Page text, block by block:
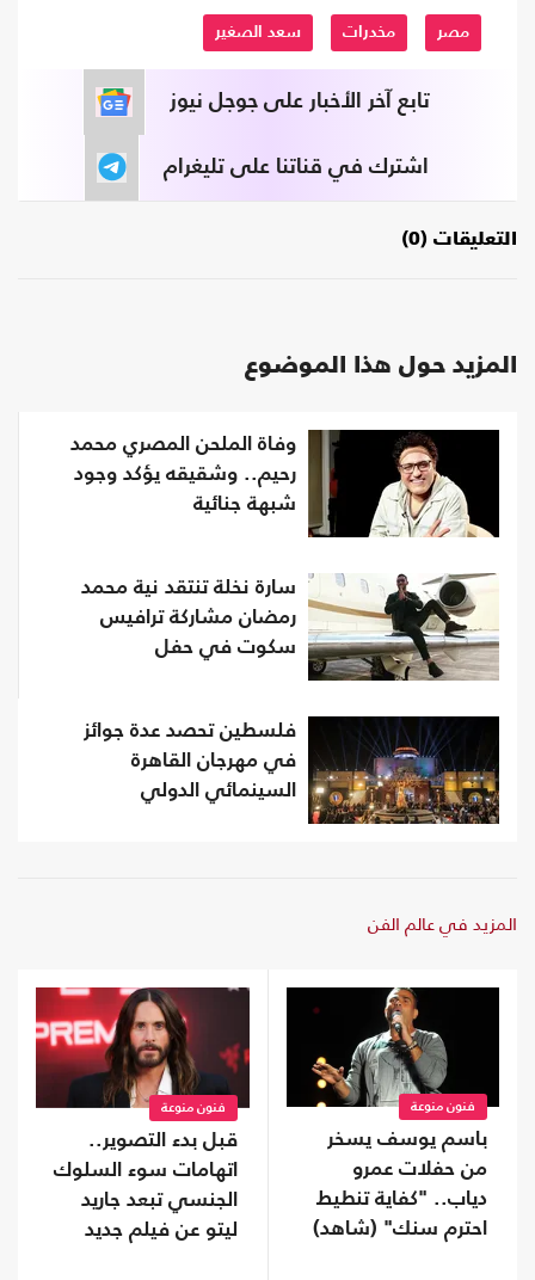
مصر مخدرات سعد الصغير
تابع آخر الأخبار على جوجل نيوز
اشترك في قناتنا على تليغرام
التعليقات (0)
المزيد حول هذا الموضوع
وفاة الملحن المصري محمد
رحيم.. وشقيقه يؤكد وجود
شبهة جنائية
سارة نخلة تنتقد نية محمد
رمضان مشاركة ترافيس
سكوت في حفل
فلسطين تحصد عدة جوائز
في مهرجان القاهرة
السينمائي الدولي
المزيد في عالم الفن
فنون منوعة
باسم يوسف يسخر
من حفلات عمرو
دياب.. "كفاية تنطيط
احترم سنك" (شاهد)
فنون منوعة
قبل بدء التصوير..
اتهامات سوء السلوك
الجنسي تبعد جاريد
ليتو عن فيلم جديد